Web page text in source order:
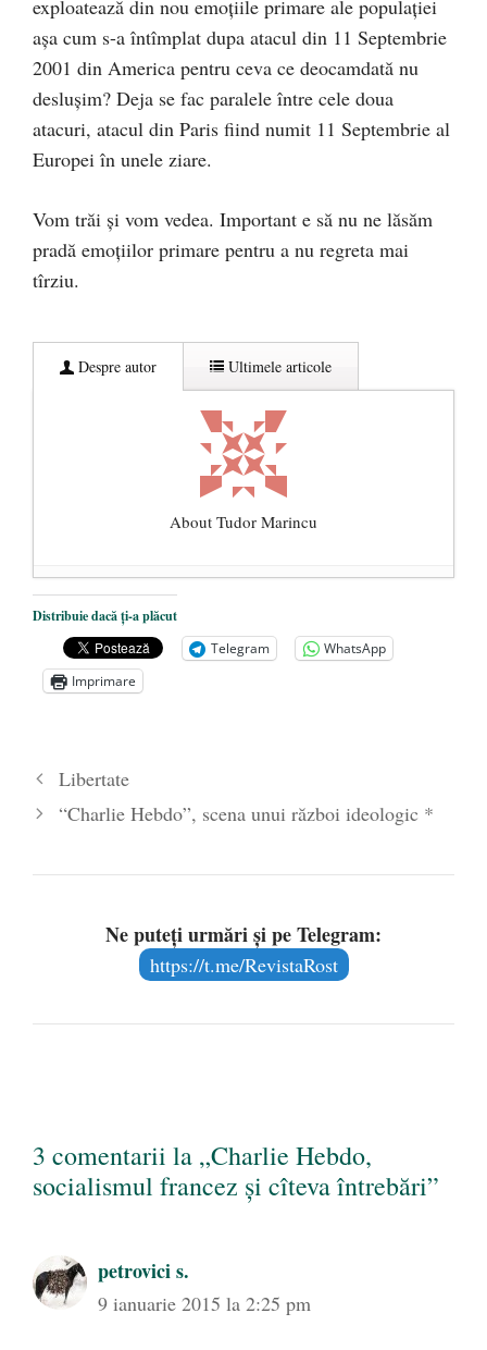
exploatează din nou emoțiile primare ale populației
așa cum s-a întîmplat dupa atacul din 11 Septembrie
2001 din America pentru ceva ce deocamdată nu
deslușim? Deja se fac paralele între cele doua
atacuri, atacul din Paris fiind numit 11 Septembrie al
Europei în unele ziare.
Vom trăi și vom vedea. Important e să nu ne lăsăm
pradă emoțiilor primare pentru a nu regreta mai
tîrziu.
Despre autor Ultimele articole
About Tudor Marincu
De ce propaganda LGBT nu-și are locul în
unitățile de învățământ
- 17 iunie 2020
Anarhia din SUA e opera stângii radicale
2 iunie 2020
mai 2020
Distribuie dacă ți-a plăcut
Telegram
WhatsApp
Imprimare
Libertate
“Charlie Hebdo”, scena unui război ideologic *
Ne puteți urmări și pe Telegram:
https://t.me/RevistaRost
3 comentarii la „Charlie Hebdo,
socialismul francez și cîteva întrebări”
petrovici s.
9 ianuarie 2015 la 2:25 pm